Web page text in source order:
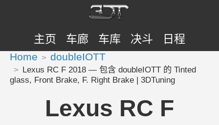
主页 车廊 车库 决斗 日程
Home doubleIOTT
Lexus RC F 2018 — 包含 doubleIOTT 的 Tinted
glass, Front Brake, F. Right Brake | 3DTuning
Lexus RC F